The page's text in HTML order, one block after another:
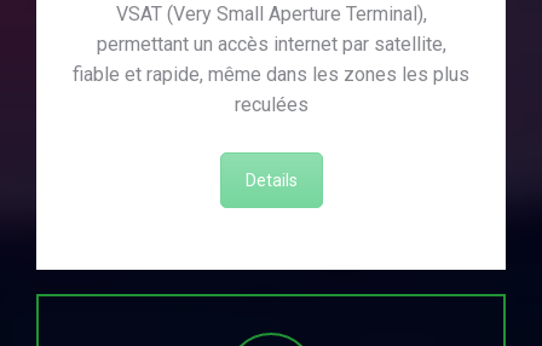
VSAT (Very Small Aperture Terminal),
permettant un accès internet par satellite,
fiable et rapide, même dans les zones les plus
reculées
Details